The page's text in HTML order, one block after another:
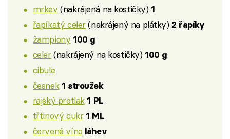
mrkev (nakrájená na kostičky) 1
řapíkatý celer(nakrájený na plátky) 2 řapíky
žampiony 100 g
celer(nakrájený na kostičky) 100 g
cibule
česnek 1 stroužek
rajský protlak 1 PL
třtinový cukr 1 ML
červené víno láhev